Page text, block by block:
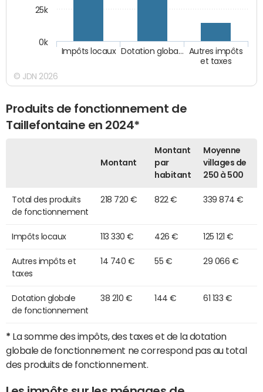
Autres impôts
et taxes
Dotation globa…
Impôts locaux
0k
25k
© JDN 2026
Produits de fonctionnement de
Taillefontaine en 2024*
Montant
Montant
par
habitant
Moyenne
villages de
250 à 500
Total des produits
de fonctionnement
218 720 € 822 € 339 874 €
Impôts locaux 113 330 € 426 € 125 121 €
Autres impôts et
taxes
14 740 € 55 € 29 066 €
Dotation globale
de fonctionnement
38 210 € 144 € 61 133 €
* La somme des impôts, des taxes et de la dotation
globale de fonctionnement ne correspond pas au total
des produits de fonctionnement.